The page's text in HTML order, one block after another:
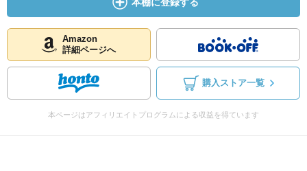
Amazon
詳細ページへ
購入ストア一覧
本ページはアフィリエイトプログラムによる収益を得ています